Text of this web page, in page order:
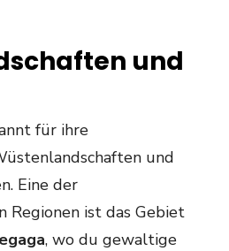
und
für ihre
und
Eine der
Regionen ist das Gebiet
, wo du gewaltige